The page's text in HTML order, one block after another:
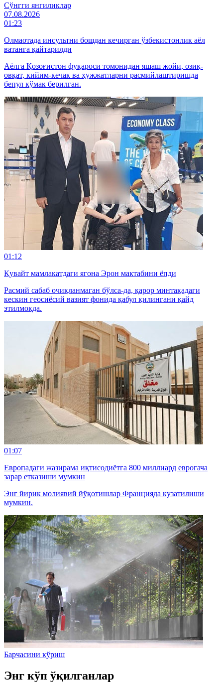
Cўнгги янгиликлар
07.08.2026
01:23
Олмаотада инсультни бошдан кечирган ўзбекистонлик аёл
ватанга қайтарилди
Аёлга Қозоғистон фуқароси томонидан яшаш жойи, озиқ-
овқат, кийим-кечак ва ҳужжатларни расмийлаштиришда
бепул кўмак берилган.
01:12
Қувайт мамлакатдаги ягона Эрон мактабини ёпди
Расмий сабаб очиқланмаган бўлса-да, қарор минтақадаги
кескин геосиёсий вазият фонида қабул қилингани қайд
этилмоқда.
01:07
Европадаги жазирама иқтисодиётга 800 миллиард еврогача
зарар етказиши мумкин
Энг йирик молиявий йўқотишлар Францияда кузатилиши
мумкин.
Барчасини кўриш
Энг кўп ўқилганлар